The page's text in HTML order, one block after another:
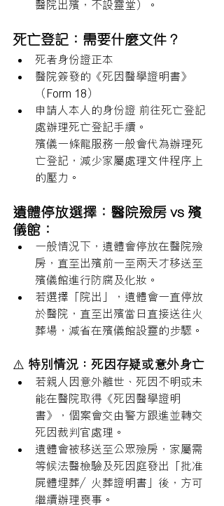
醫院出殯，不設靈堂）。
死亡登記：需要什麼文件？
死者身份證正本
醫院簽發的《死因醫學證明書》
（Form 18）
申請人本人的身份證前往死亡登記
處辦理死亡登記手續。
殯儀一條龍服務一般會代為辦理死
亡登記，減少家屬處理文件程序上
的壓力。
遺體停放選擇：醫院殮房 vs 殯
儀館：
一般情況下，遺體會停放在醫院殮
房，直至出殯前一至兩天才移送至
殯儀館進行防腐及化妝。
若選擇「院出」，遺體會一直停放
於醫院，直至出殯當日直接送往火
葬場，減省在殯儀館設靈的步驟。
⚠️ 特別情況：死因存疑或意外身亡
若親人因意外離世、死因不明或未
能在醫院取得《死因醫學證明
書》，個案會交由警方跟進並轉交
死因裁判官處理。
遺體會被移送至公眾殮房，家屬需
等候法醫檢驗及死因庭發出「批准
屍體埋葬／火葬證明書」後，方可
繼續辦理喪事。